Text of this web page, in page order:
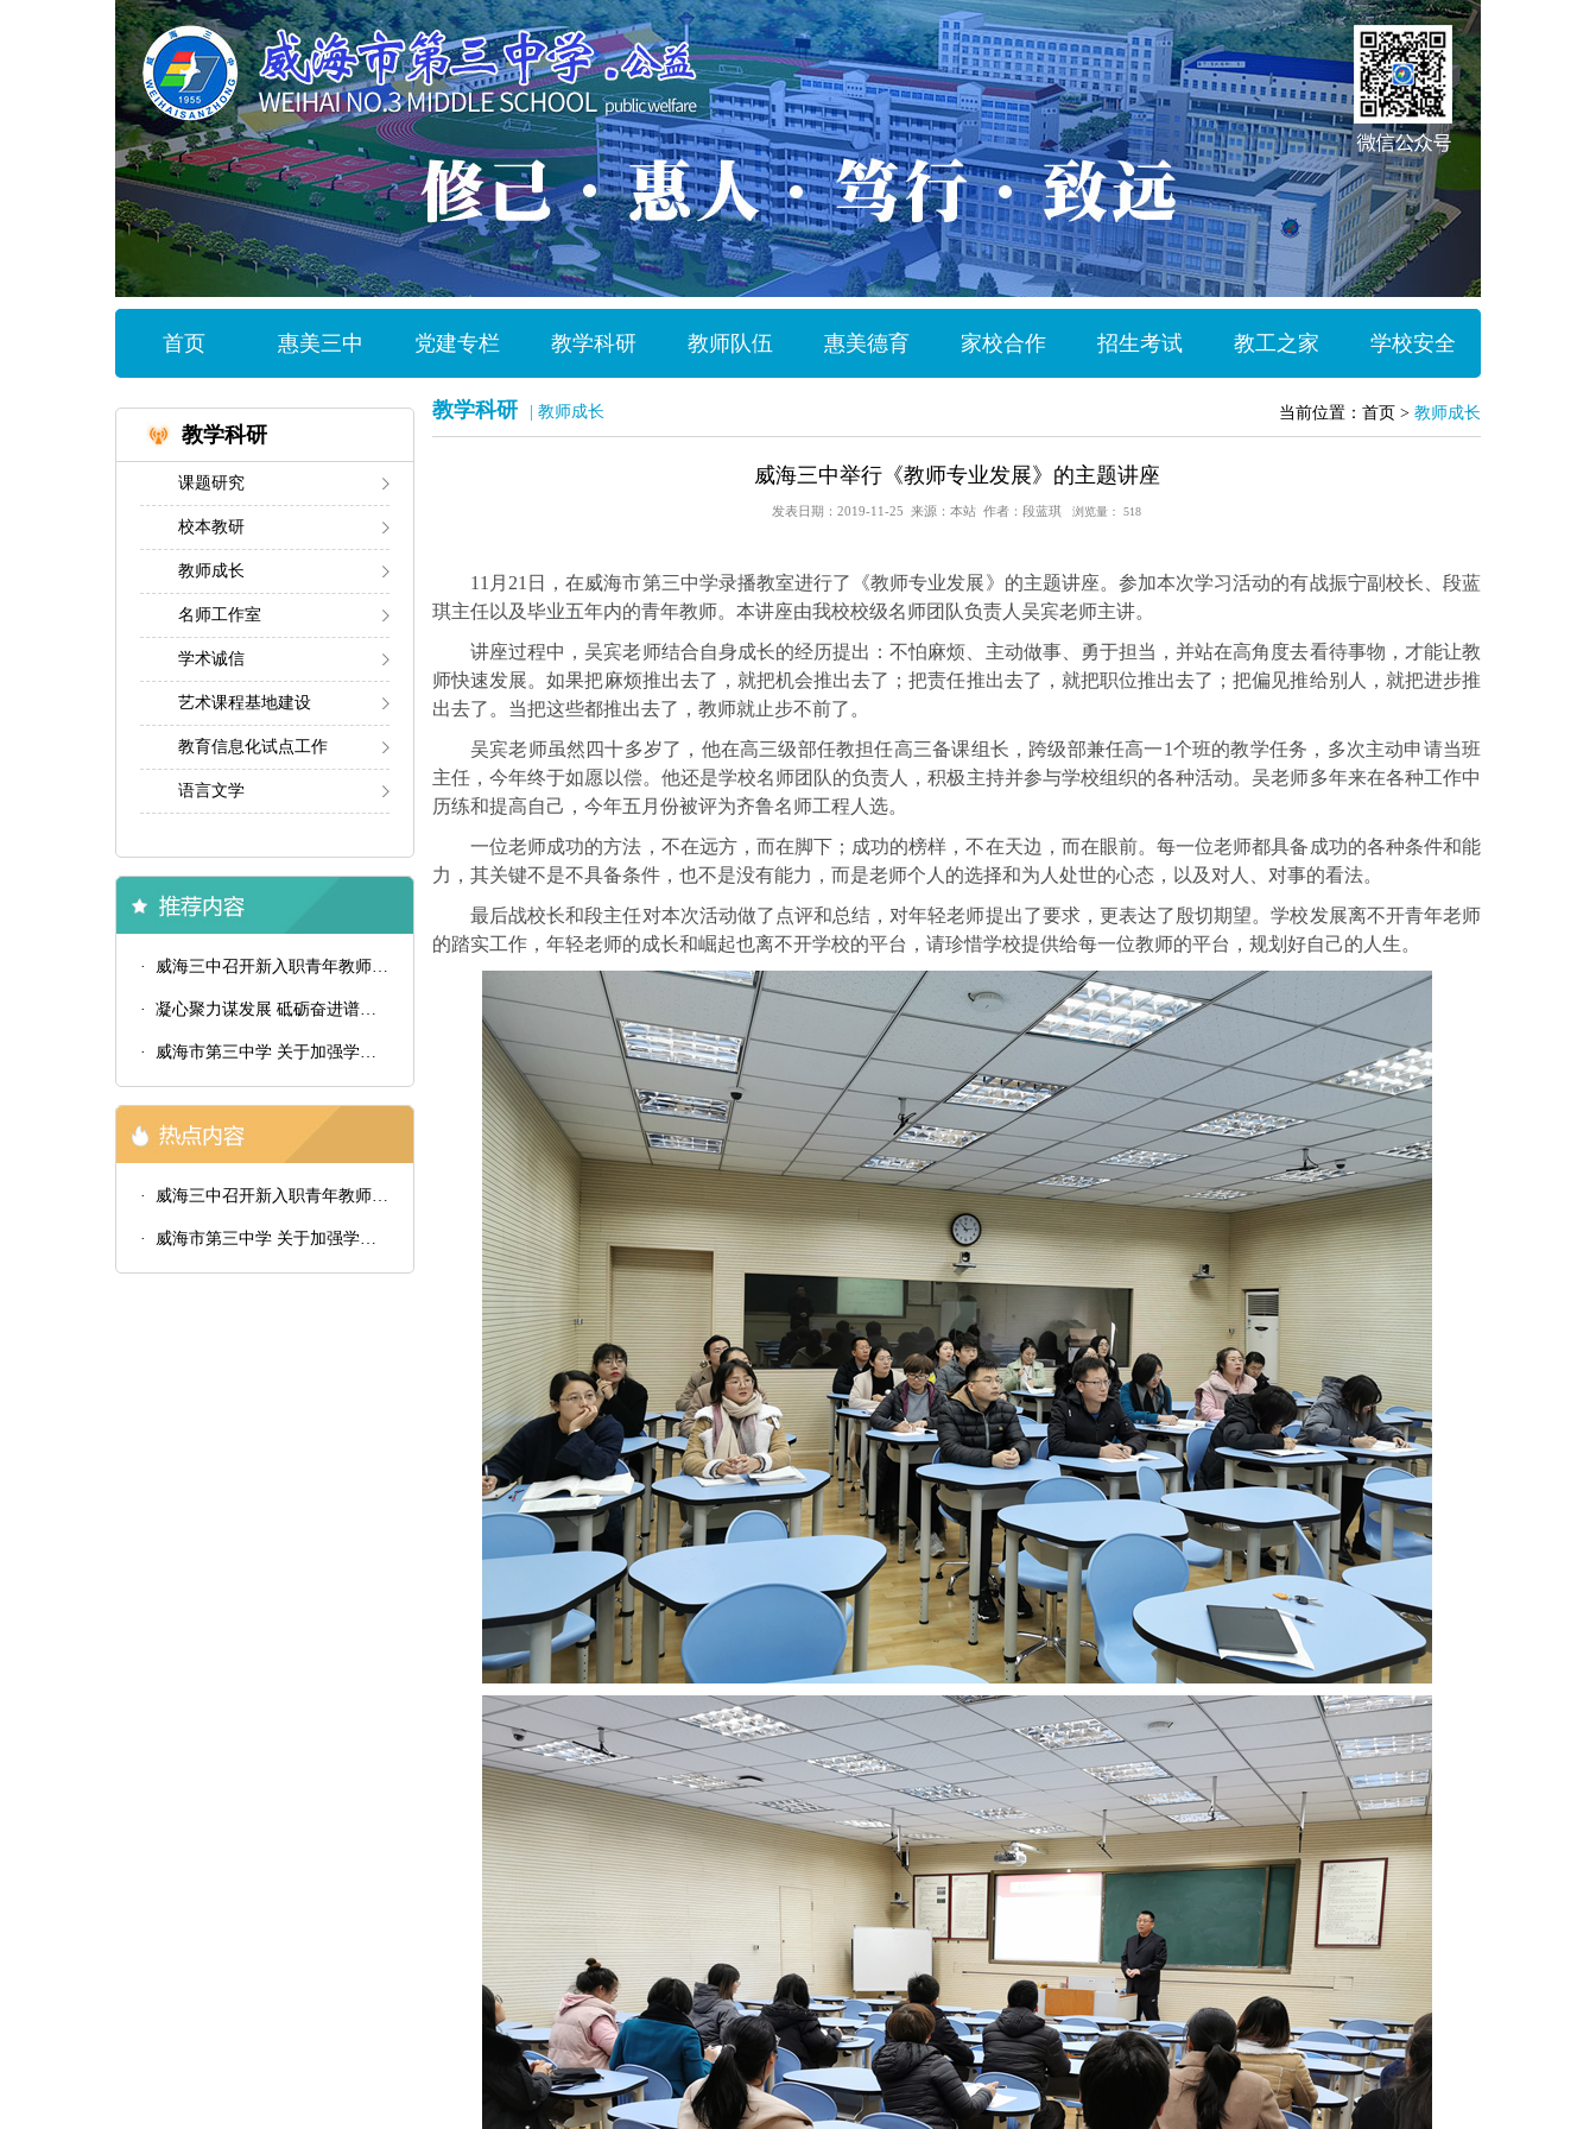
首页 惠美三中 党建专栏 教学科研 教师队伍 惠美德育 家校合作 招生考试 教工之家 学校安全
教学科研
课题研究
校本教研
教师成长
名师工作室
学术诚信
艺术课程基地建设
教育信息化试点工作
语言文学
· 威海三中召开新入职青年教师汇报课总结会议
· 凝心聚力谋发展 砥砺奋进谱新篇——威海三中召开2024-2025学年第二学期备课组长会议
· 威海市第三中学 关于加强学生八项学习习惯培养的通知
· 威海三中召开新入职青年教师汇报课总结会议
· 威海市第三中学 关于加强学生八项学习习惯培养的通知
教学科研 | 教师成长 当前位置： 首页 > 教师成长
威海三中举行《教师专业发展》的主题讲座
发表日期：2019-11-25 来源：本站 作者：段蓝琪 浏览量： 518
11月21日，在威海市第三中学录播教室进行了《教师专业发展》的主题讲座。参加本次学习活动的有战振宁副校长、段蓝
琪主任以及毕业五年内的青年教师。本讲座由我校校级名师团队负责人吴宾老师主讲。
讲座过程中，吴宾老师结合自身成长的经历提出：不怕麻烦、主动做事、勇于担当，并站在高角度去看待事物，才能让教
师快速发展。如果把麻烦推出去了，就把机会推出去了；把责任推出去了，就把职位推出去了；把偏见推给别人，就把进步推
出去了。当把这些都推出去了，教师就止步不前了。
吴宾老师虽然四十多岁了，他在高三级部任教担任高三备课组长，跨级部兼任高一1个班的教学任务，多次主动申请当班
主任，今年终于如愿以偿。他还是学校名师团队的负责人，积极主持并参与学校组织的各种活动。吴老师多年来在各种工作中
历练和提高自己，今年五月份被评为齐鲁名师工程人选。
一位老师成功的方法，不在远方，而在脚下；成功的榜样，不在天边，而在眼前。每一位老师都具备成功的各种条件和能
力，其关键不是不具备条件，也不是没有能力，而是老师个人的选择和为人处世的心态，以及对人、对事的看法。
最后战校长和段主任对本次活动做了点评和总结，对年轻老师提出了要求，更表达了殷切期望。学校发展离不开青年老师
的踏实工作，年轻老师的成长和崛起也离不开学校的平台，请珍惜学校提供给每一位教师的平台，规划好自己的人生。